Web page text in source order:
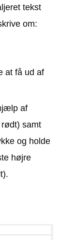
tekst
om:
at få ud af
af
samt
og holde
højre